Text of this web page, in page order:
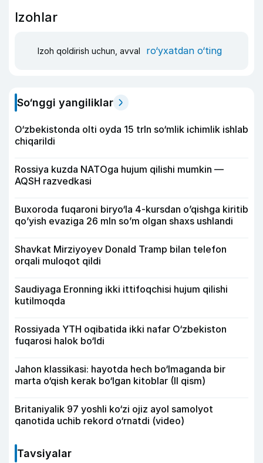
Izohlar
Izoh qoldirish uchun, avval ro‘yxatdan o‘ting
So‘nggi yangiliklar
O‘zbekistonda olti oyda 15 trln so‘mlik ichimlik ishlab
chiqarildi
Rossiya kuzda NATOga hujum qilishi mumkin —
AQSH razvedkasi
Buxoroda fuqaroni biryo‘la 4-kursdan o’qishga kiritib
qo’yish evaziga 26 mln so’m olgan shaxs ushlandi
Shavkat Mirziyoyev Donald Tramp bilan telefon
orqali muloqot qildi
Saudiyaga Eronning ikki ittifoqchisi hujum qilishi
kutilmoqda
Rossiyada YTH oqibatida ikki nafar O‘zbekiston
fuqarosi halok bo‘ldi
Jahon klassikasi: hayotda hech bo‘lmaganda bir
marta o‘qish kerak bo‘lgan kitoblar (II qism)
Britaniyalik 97 yoshli ko‘zi ojiz ayol samolyot
qanotida uchib rekord o‘rnatdi (video)
Tavsiyalar